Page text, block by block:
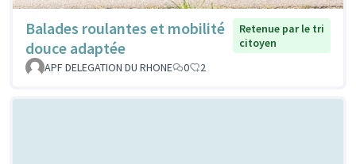
Balades roulantes et mobilité
douce adaptée
Retenue par le tri
citoyen
APF DELEGATION DU RHONE
0 2